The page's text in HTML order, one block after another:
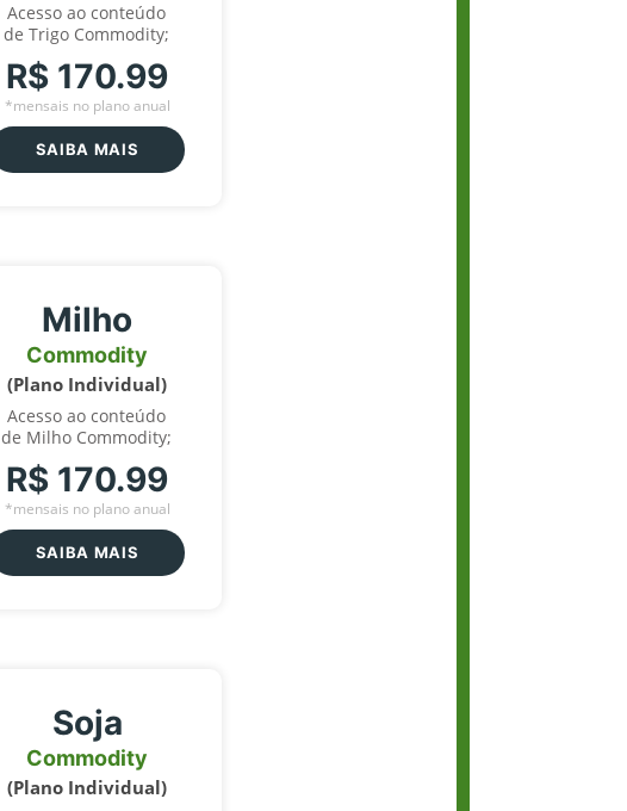
Acesso ao conteúdo
de Trigo Commodity;
R$ 170.99
*mensais no plano anual
SAIBA MAIS
Milho
Commodity
(Plano Individual)
Acesso ao conteúdo
de Milho Commodity;
R$ 170.99
*mensais no plano anual
SAIBA MAIS
Soja
Commodity
(Plano Individual)